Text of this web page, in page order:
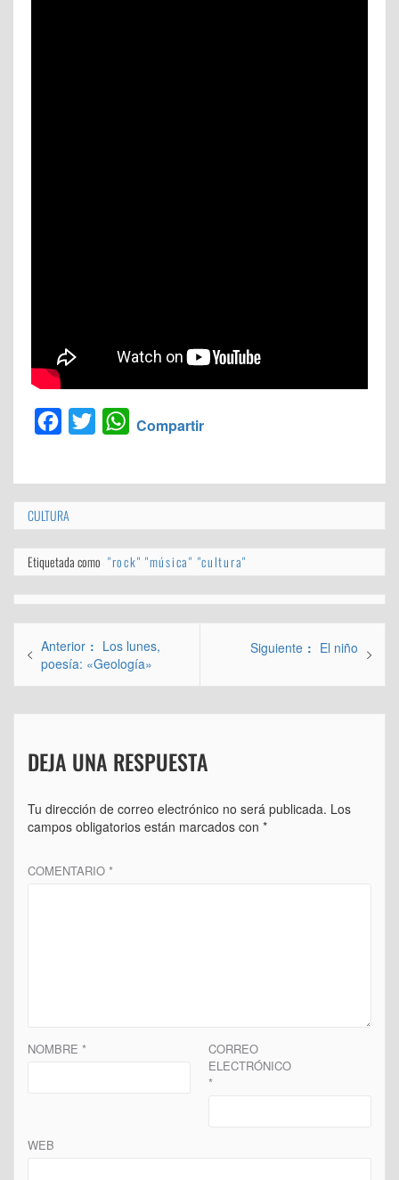
Facebook
TwitterWhatsApp
Compartir
CULTURA
Etiquetada como "rock" "música" "cultura"
Navegación
de
entradas
Anterior
Entrada
anterior:
Los lunes,
poesía: «Geología»
Siguiente
Entrada
siguiente:
El niño
DEJA UNA RESPUESTA
Tu dirección de correo electrónico no será publicada. Los
campos obligatorios están marcados con *
COMENTARIO *
NOMBRE *
CORREO
ELECTRÓNICO
*
WEB